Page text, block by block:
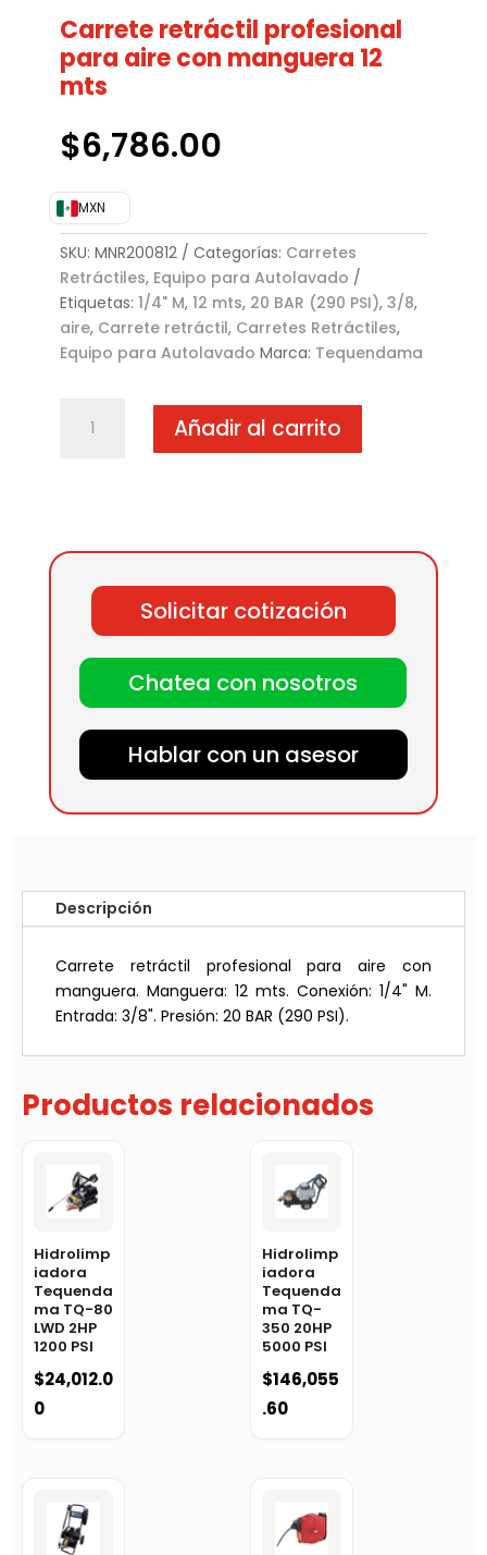
Carrete retráctil profesional
para aire con manguera 12
mts
$6,786.00
MXN
SKU: MNR200812 Categorías: Carretes
Retráctiles, Equipo para Autolavado
Etiquetas: 1/4" M, 12 mts, 20 BAR (290 PSI), 3/8,
aire, Carrete retráctil, Carretes Retráctiles,
Equipo para Autolavado Marca: Tequendama
retráctil
manguera
cantidad
Añadir al carrito
Solicitar cotización
Chatea con nosotros
Hablar con un asesor
Descripción
Carrete retráctil profesional para aire con
manguera. Manguera: 12 mts. Conexión: 1/4" M.
Entrada: 3/8". Presión: 20 BAR (290 PSI).
Productos relacionados
Hidrolimp
iadora
Tequenda
ma TQ-80
LWD 2HP
1200 PSI
$24,012.0
0
Hidrolimp
iadora
Tequenda
ma TQ-
350 20HP
5000 PSI
$146,055
.60